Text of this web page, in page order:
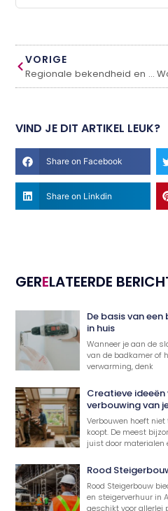
VORIGE
Regionale bekendheid en de rol van lokale beroemdheden in Brabant
VIND JE DIT ARTIKEL LEUK?
Share on Facebook
Share on Linkdin
GERELATEERDE
De basis van
in huis
Wanneer je aan de
van de badkamer of
verwarming, denk
Creatieve
verbouwing van
Verbouwen hoeft
koopt. De meest
juist door materialen
Rood
Rood Steigerbouw
en steigerverhuur in
geschikt voor allerlei